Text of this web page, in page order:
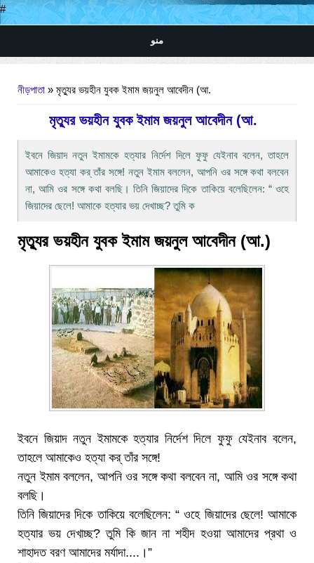
#
منو
নীড়পাতা » মৃত্যুর ভয়হীন যুবক ইমাম জয়নুল আবেদীন (আ.
মৃত্যুর ভয়হীন যুবক ইমাম জয়নুল আবেদীন (আ.
ইবনে জিয়াদ নতুন ইমামকে হত্যার নির্দেশ দিলে ফুফু যেইনাব বলেন, তাহলে
আমাকেও হত্যা কর্ তাঁর সঙ্গে! নতুন ইমাম বললেন, আপনি ওর সঙ্গে কথা বলবেন
না, আমি ওর সঙ্গে কথা বলছি। তিনি জিয়াদের দিকে তাকিয়ে বলেছিলেন: “ ওহে
জিয়াদের ছেলে! আমাকে হত্যার ভয় দেখাচ্ছ? তুমি ক
মৃত্যুর ভয়হীন যুবক ইমাম জয়নুল আবেদীন (আ.)
ইবনে জিয়াদ নতুন ইমামকে হত্যার নির্দেশ দিলে ফুফু যেইনাব বলেন,
তাহলে আমাকেও হত্যা কর্ তাঁর সঙ্গে!
নতুন ইমাম বললেন, আপনি ওর সঙ্গে কথা বলবেন না, আমি ওর সঙ্গে কথা
বলছি।
তিনি জিয়াদের দিকে তাকিয়ে বলেছিলেন: “ ওহে জিয়াদের ছেলে! আমাকে
হত্যার ভয় দেখাচ্ছ? তুমি কি জান না শহীদ হওয়া আমাদের প্রথা ও
শাহাদত বরণ আমাদের মর্যাদা....।”